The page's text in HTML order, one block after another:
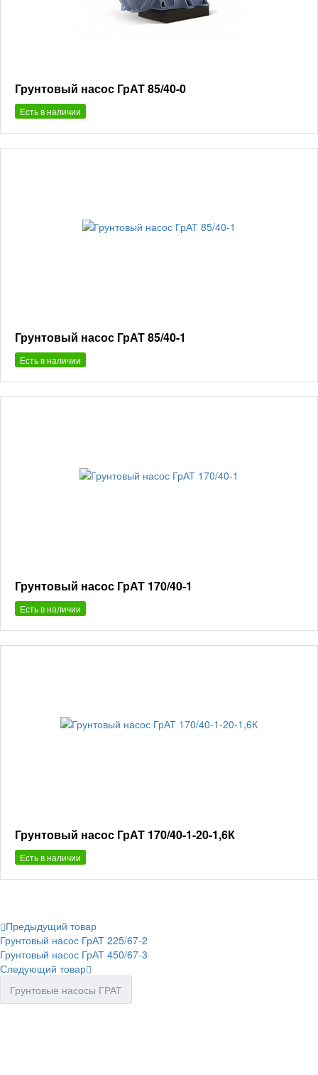
Грунтовый насос ГрАТ 85/40-0
Есть в наличии
Грунтовый насос ГрАТ 85/40-1
Есть в наличии
Грунтовый насос ГрАТ 170/40-1
Есть в наличии
Грунтовый насос ГрАТ 170/40-1-20-1,6К
Есть в наличии
Предыдущий товар
Грунтовый насос ГрАТ 225/67-2
Грунтовый насос ГрАТ 450/67-3
Следующий товар
Грунтовые насосы ГРАТ